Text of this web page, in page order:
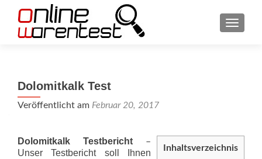
Dolomitkalk Test
Veröffentlicht am Februar 20, 2017
Inhaltsverzeichnis
Dolomitkalk Testbericht –
Unser Testbericht soll Ihnen